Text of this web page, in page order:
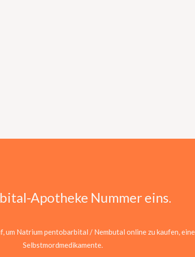
Apotheke Nummer eins.
um Natrium pentobarbital / Nembutal online zu kaufen,
Selbstmordmedikamente.